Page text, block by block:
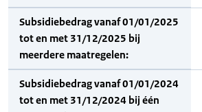
Subsidiebedrag vanaf 01/01/2025
tot en met 31/12/2025 bij
meerdere maatregelen:
Subsidiebedrag vanaf 01/01/2024
tot en met 31/12/2024 bij één